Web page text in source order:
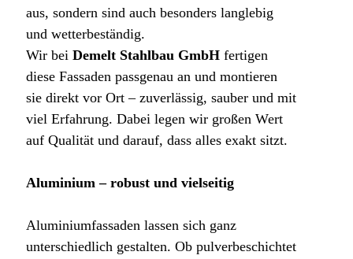
aus, sondern sind auch besonders langlebig
und wetterbeständig.
Wir bei Demelt Stahlbau GmbHfertigen
diese Fassaden passgenau an und montieren
sie direkt vor Ort – zuverlässig, sauber und mit
viel Erfahrung. Dabei legen wir großen Wert
auf Qualität und darauf, dass alles exakt sitzt.
Aluminium – robust und vielseitig
Aluminiumfassaden lassen sich ganz
unterschiedlich gestalten. Ob pulverbeschichtet